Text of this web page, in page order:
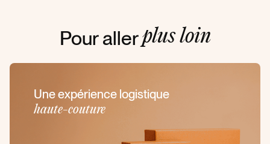
Pour allerplus loin
Une expérience logistique
haute-couture